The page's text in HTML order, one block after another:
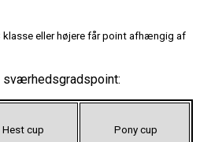
klasse eller højere får point afhængig af
sværhedsgradspoint:
Hest cup Pony cup